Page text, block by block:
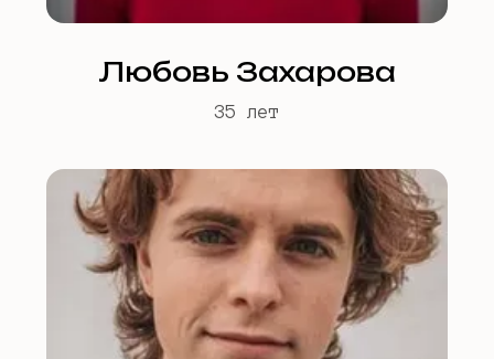
Любовь Захарова
35 лет